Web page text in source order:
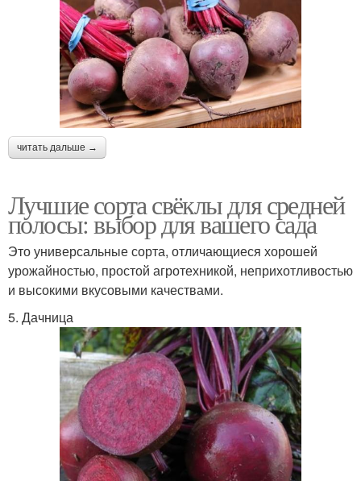
читать дальше →
Лучшие сорта свёклы для средней
полосы: выбор для вашего сада
Это универсальные сорта, отличающиеся хорошей
урожайностью, простой агротехникой, неприхотливостью
и высокими вкусовыми качествами.
5. Дачница